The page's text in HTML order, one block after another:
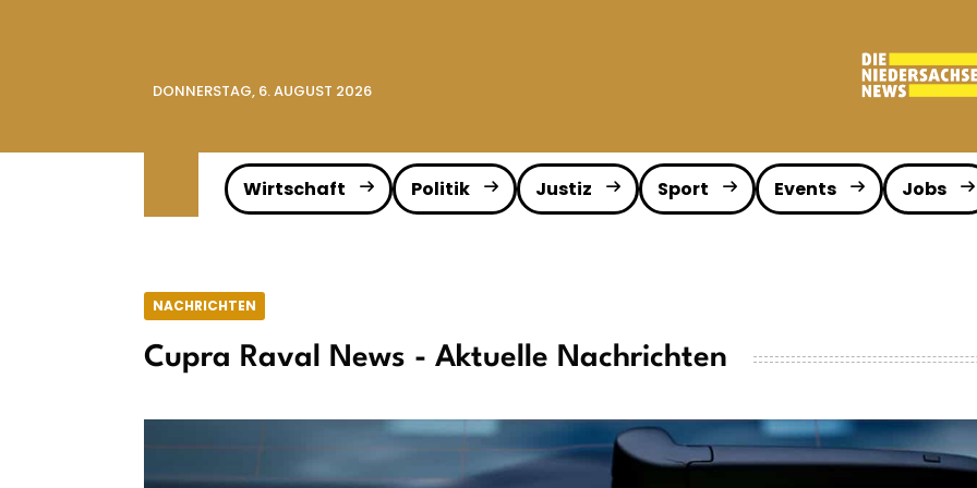
DONNERSTAG, 6. AUGUST 2026
Wirtschaft Politik Justiz Sport Events Jobs
NACHRICHTEN
Cupra Raval News - Aktuelle Nachrichten